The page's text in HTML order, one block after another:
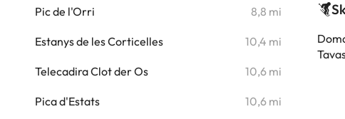
Pic de l'Orri 8,8 mi
Estanys de les Corticelles 10,4 mi
Telecadira Clot der Os 10,6 mi
Pica d'Estats 10,6 mi